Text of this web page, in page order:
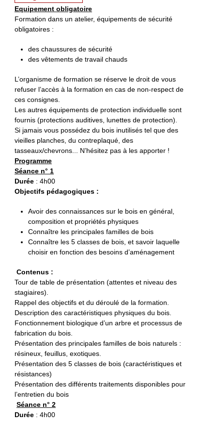
Equipement obligatoire
Formation dans un atelier, équipements de sécurité
obligatoires :
des chaussures de sécurité
des vêtements de travail chauds
L’organisme de formation se réserve le droit de vous
refuser l’accès à la formation en cas de non-respect de
ces consignes.
Les autres équipements de protection individuelle sont
fournis (protections auditives, lunettes de protection).
Si jamais vous possédez du bois inutilisés tel que des
vieilles planches, du contreplaqué, des
tasseaux/chevrons... N’hésitez pas à les apporter !
Programme
Séance n° 1
Durée : 4h00
Objectifs pédagogiques :
Avoir des connaissances sur le bois en général,
composition et propriétés physiques
Connaître les principales familles de bois
Connaître les 5 classes de bois, et savoir laquelle
choisir en fonction des besoins d’aménagement
Contenus :
Tour de table de présentation (attentes et niveau des
stagiaires).
Rappel des objectifs et du déroulé de la formation.
Description des caractéristiques physiques du bois.
Fonctionnement biologique d’un arbre et processus de
fabrication du bois.
Présentation des principales familles de bois naturels :
résineux, feuillus, exotiques.
Présentation des 5 classes de bois (caractéristiques et
résistances)
Présentation des différents traitements disponibles pour
l’entretien du bois
Séance n° 2
Durée : 4h00